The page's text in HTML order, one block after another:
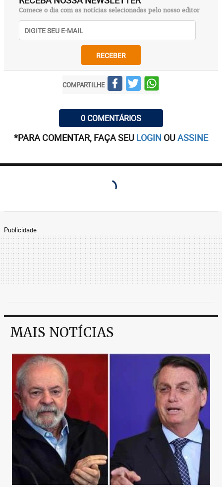
Comece o dia com as notícias selecionadas pelo nosso editor
RECEBER
COMPARTILHE
0 COMENTÁRIOS
*PARA COMENTAR, FAÇA SEU LOGIN OUASSINE
Publicidade
MAIS NOTÍCIAS